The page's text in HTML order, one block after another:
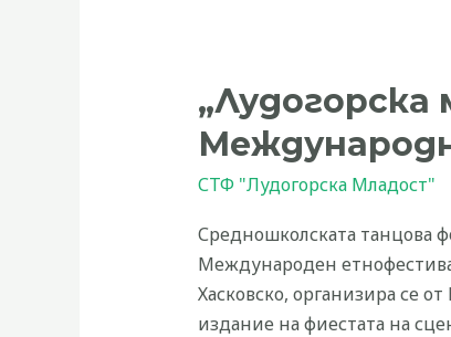
СТФ "Лудогорска Младост"
Средношколската танцова
Международен
Хасковско, организира се
издание на фиестата на
със
Специалната
награда
от
етнофестивал
в
Хасково